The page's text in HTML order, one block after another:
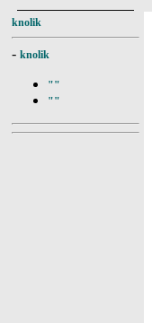
knolik
- knolik
""
""